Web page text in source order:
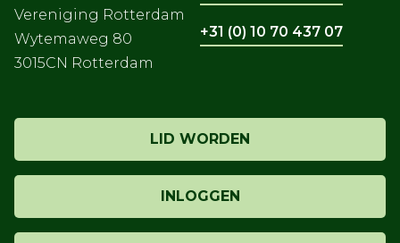
Vereniging Rotterdam
Wytemaweg 80
3015CN Rotterdam
LID WORDEN
INLOGGEN
+31 (0) 10 70 437 07